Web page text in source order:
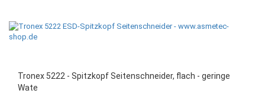
Tronex 5222 - Spitzkopf Seitenschneider, flach - geringe
Wate